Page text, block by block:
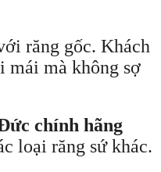
răng gốc. Khách
mái mà không sợ
chính hãng
loại răng sứ khác.